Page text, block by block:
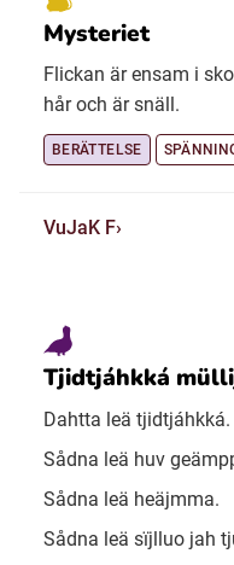
Mysteriet
Flickan är ensam i
hår och är snäll.
BERÄTTELSE
VuJaK F
Tjidtjáhkká
Dahtta leä tjidtjáhkká.
Sådna leä huv
Sådna leä heäjmma.
Sådna leä sïjlluo jah